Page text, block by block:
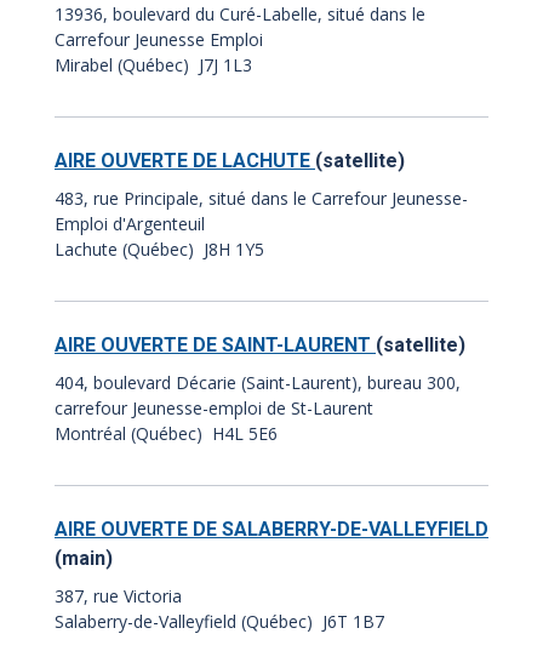
13936, boulevard du Curé-Labelle, situé dans le
Carrefour Jeunesse Emploi
Mirabel (Québec) J7J 1L3
AIRE OUVERTE DE LACHUTE (satellite)
483, rue Principale, situé dans le Carrefour Jeunesse-
Emploi d'Argenteuil
Lachute (Québec) J8H 1Y5
AIRE OUVERTE DE SAINT-LAURENT (satellite)
404, boulevard Décarie (Saint-Laurent), bureau 300,
carrefour Jeunesse-emploi de St-Laurent
Montréal (Québec) H4L 5E6
AIRE OUVERTE DE SALABERRY-DE-VALLEYFIELD
(main)
387, rue Victoria
Salaberry-de-Valleyfield (Québec) J6T 1B7